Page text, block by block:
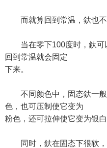
而就算回到常温，釱也不
当在零下100度时，釱可
回到常温就会固定
下来。
不同颜色中，固态釱一般
色，也可压制使它变为
粉色，还可拉伸使它变为银白
同时，釱在固态下很软，